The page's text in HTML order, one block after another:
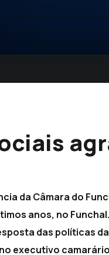
da Câmara do
anos, no
das políticas
executivo